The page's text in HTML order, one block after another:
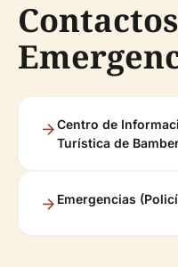
Centro de
Turística de
Emergencias